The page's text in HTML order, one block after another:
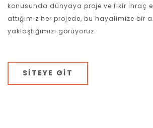
konusunda dünyaya proje ve fikir ihraç
attığımız her projede, bu hayalimize bir
yaklaştığımızı görüyoruz.
SITEYE GIT